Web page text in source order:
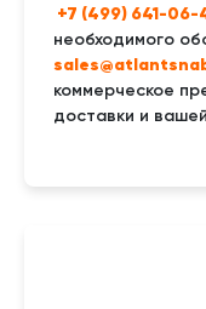
+7 (499) 641-06-
необходимого
коммерческое
доставки и